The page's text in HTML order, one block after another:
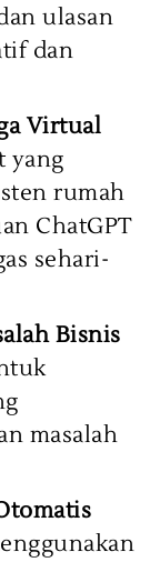
ulasan
dan
Virtual
yang
rumah
ChatGPT
sehari-
Bisnis
masalah